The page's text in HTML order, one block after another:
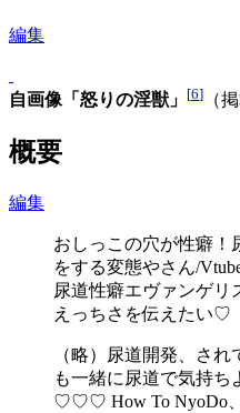
編集
自画像「怒りの淫獣」 [6] （
概要
編集
おしっこの穴が性癖！
をする変態やさん/
尿道性癖エヴァンゲリ
えっちさを伝えたい♡
（略）尿道開発、さ
も一緒に尿道で気持ち
♡♡♡ How To NyoDo